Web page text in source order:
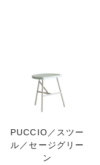
PUCCIO／スツー
ル／セージグリー
ン